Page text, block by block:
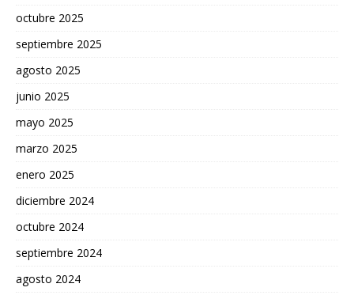
octubre 2025
septiembre 2025
agosto 2025
junio 2025
mayo 2025
marzo 2025
enero 2025
diciembre 2024
octubre 2024
septiembre 2024
agosto 2024